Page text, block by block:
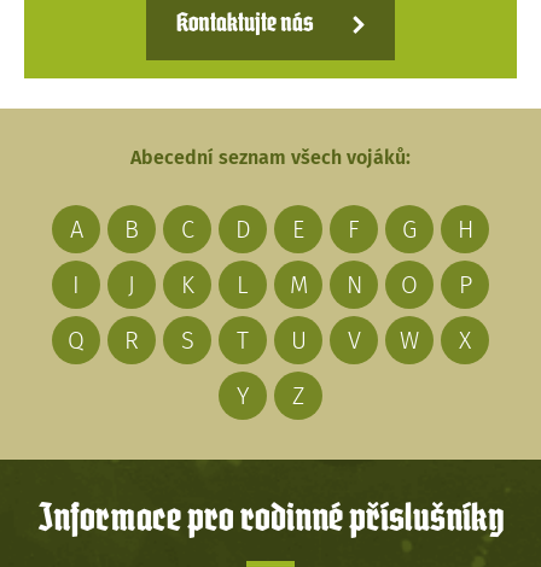
Kontaktujte nás
Abecední seznam všech vojáků:
A B C D E F G
H
I
J K L M N O
P
Q
R S T U V W
X
Y
Z
Informace pro rodinné příslušníky